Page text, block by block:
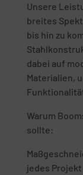
Unsere
breites
bis hin zu
dabei auf
Materialien,
Warum
sollte:
jedes